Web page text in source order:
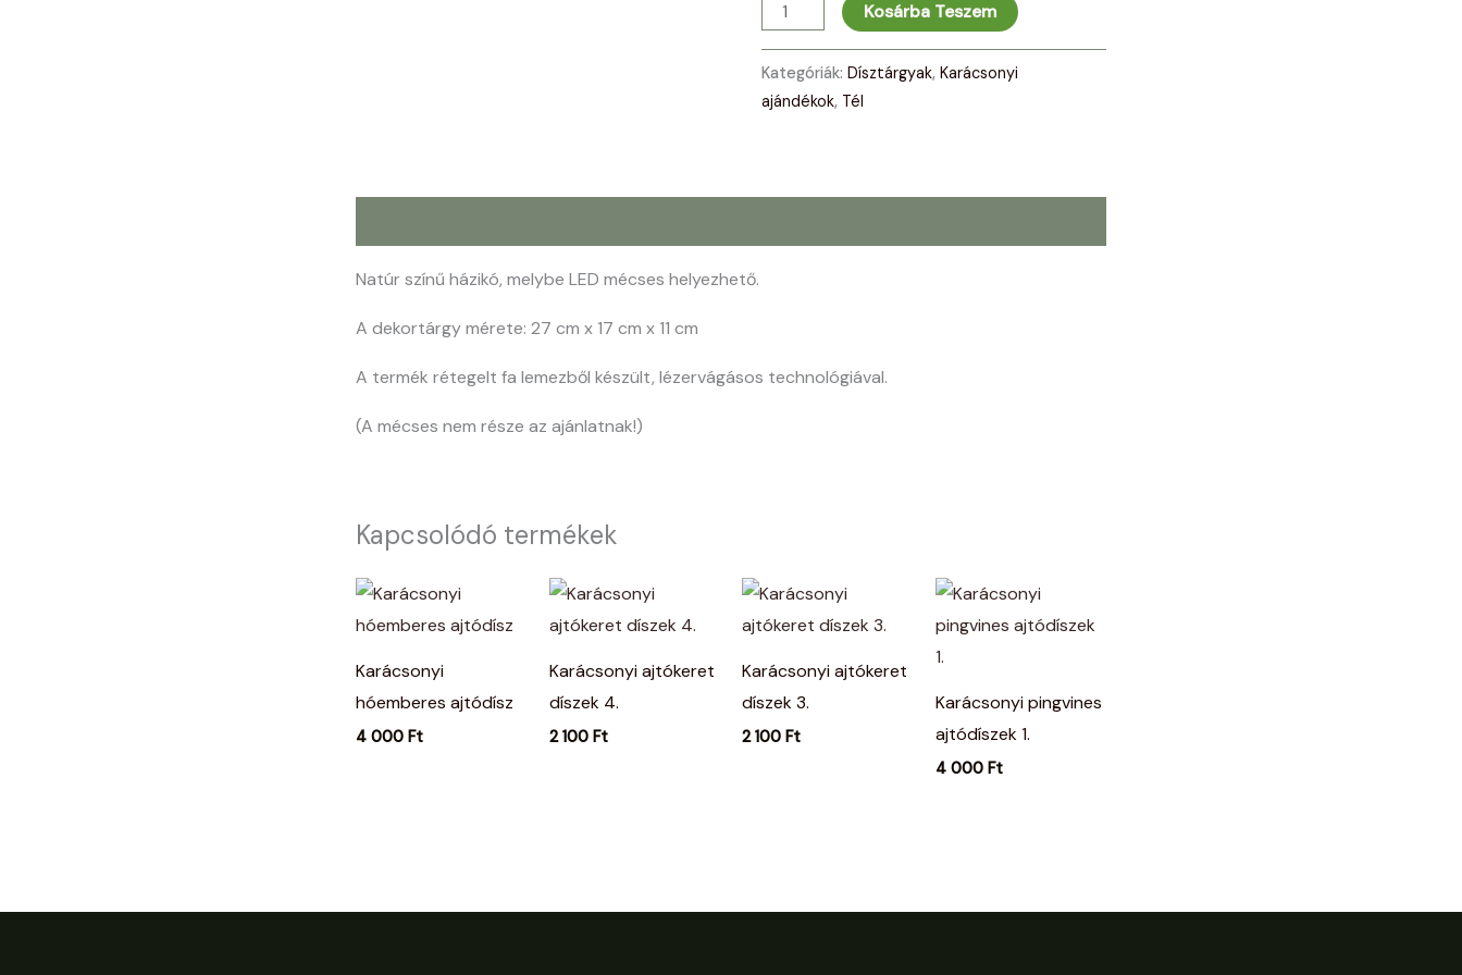
Kosárba Teszem
Kategóriák: Dísztárgyak, Karácsonyi
ajándékok, Tél
Natúr színű házikó, melybe LED mécses helyezhető.
A dekortárgy mérete: 27 cm x 17 cm x 11 cm
A termék rétegelt fa lemezből készült, lézervágásos technológiával.
(A mécses nem része az ajánlatnak!)
Kapcsolódó termékek
Karácsonyi
hóemberes ajtódísz
4 000 Ft
Karácsonyi ajtókeret
díszek 4.
2 100 Ft
Karácsonyi ajtókeret
díszek 3.
2 100 Ft
Karácsonyi pingvines
ajtódíszek 1.
4 000 Ft